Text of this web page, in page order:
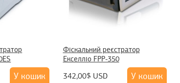
У кошик
Фіскальний реєстратор
Екселліо FPP-350
342,00$ USD У кошик